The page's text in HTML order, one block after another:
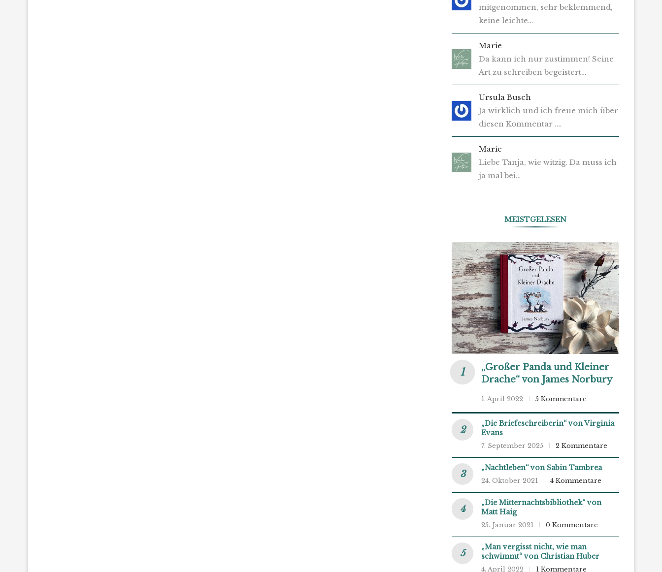
mitgenommen, sehr beklemmend,
keine leichte…
Marie
Da kann ich nur zustimmen! Seine
Art zu schreiben begeistert…
Ursula Busch
Ja wirklich und ich freue mich über
diesen Kommentar .…
Marie
Liebe Tanja, wie witzig. Da muss ich
ja mal bei…
MEISTGELESEN
„Großer Panda und Kleiner
Drache“ von James Norbury
1. April 2022 5 Kommentare
„Die Briefeschreiberin“ von Virginia
Evans
7. September 2025 2 Kommentare
„Nachtleben“ von Sabin Tambrea
24. Oktober 2021 4 Kommentare
„Die Mitternachtsbibliothek“ von
Matt Haig
25. Januar 2021 0 Kommentare
„Man vergisst nicht, wie man
schwimmt“ von Christian Huber
4. April 2022 1 Kommentare